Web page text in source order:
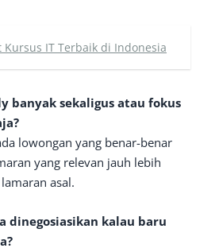
Kursus IT Terbaik di Indonesia
banyak sekaligus atau fokus
lowongan yang benar-benar
yang relevan jauh lebih
asal.
dinegosiasikan kalau baru